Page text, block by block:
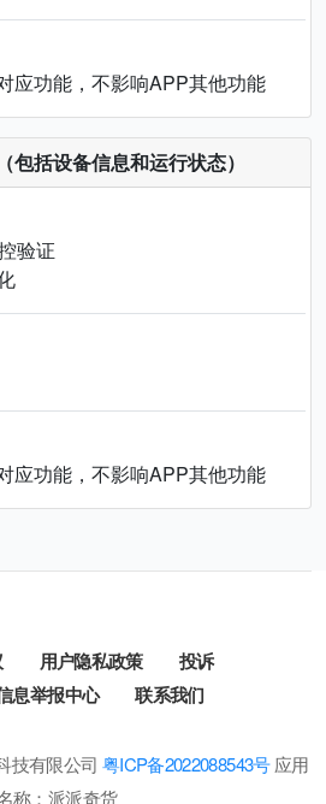
应功能，不影响APP其他功能
包括设备信息和运行状态）
验证
应功能，不影响APP其他功能
用户隐私政策
投诉
息举报中心
联系我们
技有限公司 粤ICP备2022088543号应用
称：派派奇货